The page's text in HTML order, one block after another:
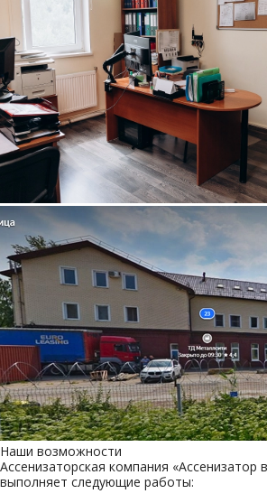
Наши возможности
Ассенизаторская компания «Ассенизатор
выполняет следующие работы: